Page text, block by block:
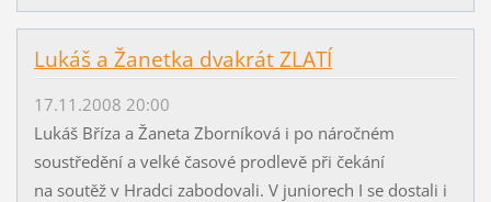
Lukáš a Žanetka dvakrát ZLATÍ
17.11.2008 20:00
Lukáš Bříza a Žaneta Zborníková i po náročném
soustředění a velké časové prodlevě při čekání
na soutěž v Hradci zabodovali. V juniorech I se dostali i